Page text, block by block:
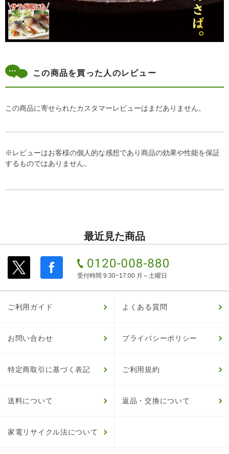
この商品を買った人のレビュー
この商品に寄せられたカスタマーレビューはまだありません。
※レビューはお客様の個人的な感想であり商品の効果や性能を保証
するものではありません。
最近見た商品
受付時間 9:30~17:00 月～土曜日
ご利用ガイド よくある質問
お問い合わせ プライバシーポリシー
特定商取引に基づく表記 ご利用規約
送料について 返品・交換について
家電リサイクル法について